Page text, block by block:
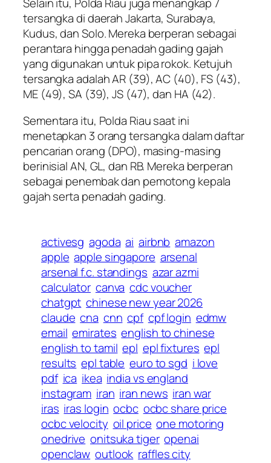
Selain itu, Polda Riau juga menangkap 7
tersangka di daerah Jakarta, Surabaya,
Kudus, dan Solo. Mereka berperan sebagai
perantara hingga penadah gading gajah
yang digunakan untuk pipa rokok. Ketujuh
tersangka adalah AR (39), AC (40), FS (43),
ME (49), SA (39), JS (47), dan HA (42).
Sementara itu, Polda Riau saat ini
menetapkan 3 orang tersangka dalam daftar
pencarian orang (DPO), masing-masing
berinisial AN, GL, dan RB. Mereka berperan
sebagai penembak dan pemotong kepala
gajah serta penadah gading.
activesg agoda ai airbnb amazon
apple apple singapore arsenal
arsenal f.c. standings azar azmi
calculator canva cdc voucher
chatgpt chinese new year 2026
claude cna cnn cpf cpf login edmw
email emirates english to chinese
english to tamil epl epl fixtures epl
results epl table euro to sgd i love
pdf ica ikea india vs england
instagram iran iran news iran war
iras iras login ocbc ocbc share price
ocbc velocity oil price one motoring
onedrive onitsuka tiger openai
openclaw outlook raffles city